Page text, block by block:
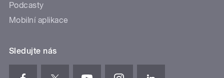
Podcasty
Mobilní aplikace
Sledujte nás